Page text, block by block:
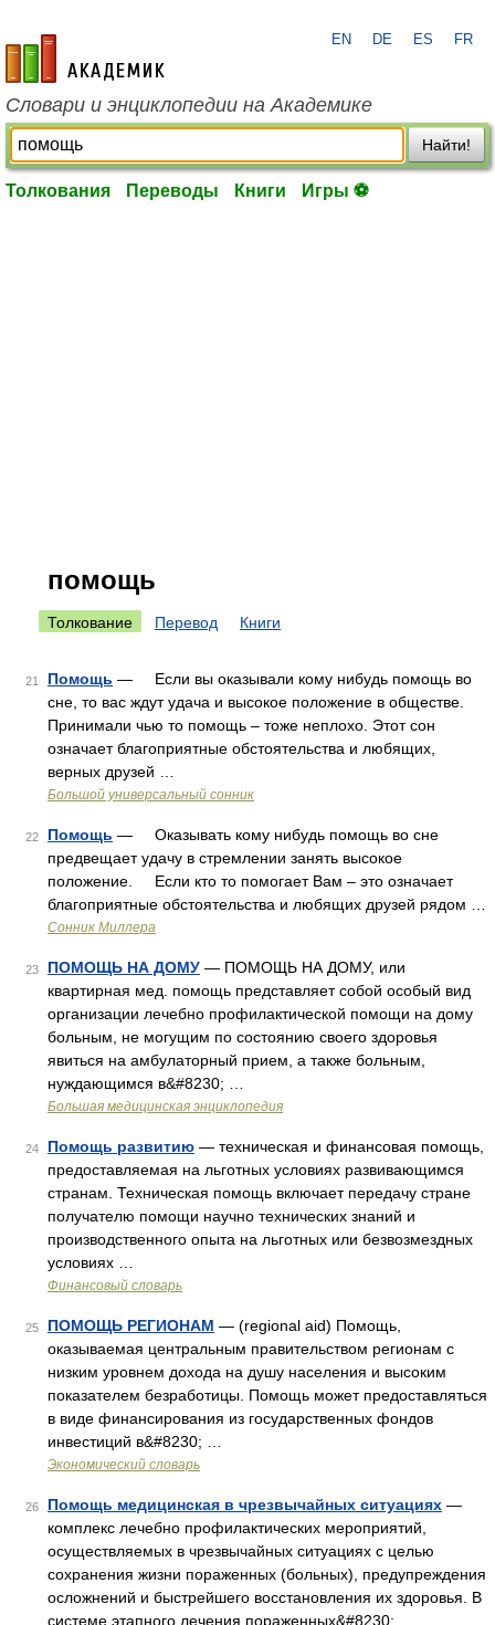
academic.ru
EN DE ES FR
Словари и энциклопедии на Академике
Найти!
Толкования Переводы Книги Игры ⚽
помощь
Толкование Перевод Книги
21 Помощь — Если вы оказывали кому нибудь помощь во
сне, то вас ждут удача и высокое положение в обществе.
Принимали чью то помощь – тоже неплохо. Этот сон
означает благоприятные обстоятельства и любящих,
верных друзей …
Большой универсальный сонник
22 Помощь — Оказывать кому нибудь помощь во сне
предвещает удачу в стремлении занять высокое
положение. Если кто то помогает Вам – это означает
благоприятные обстоятельства и любящих друзей рядом …
Сонник Миллера
23 ПОМОЩЬ НА ДОМУ — ПОМОЩЬ НА ДОМУ, или
квартирная мед. помощь представляет собой особый вид
организации лечебно профилактической помощи на дому
больным, не могущим по состоянию своего здоровья
явиться на амбулаторный прием, а также больным,
нуждающимся в&#8230; …
Большая медицинская энциклопедия
24 Помощь развитию — техническая и финансовая помощь,
предоставляемая на льготных условиях развивающимся
странам. Техническая помощь включает передачу стране
получателю помощи научно технических знаний и
производственного опыта на льготных или безвозмездных
условиях …
Финансовый словарь
25 ПОМОЩЬ РЕГИОНАМ — (regional aid) Помощь,
оказываемая центральным правительством регионам с
низким уровнем дохода на душу населения и высоким
показателем безработицы. Помощь может предоставляться
в виде финансирования из государственных фондов
инвестиций в&#8230; …
Экономический словарь
26 Помощь медицинская в чрезвычайных ситуациях —
комплекс лечебно профилактических мероприятий,
осуществляемых в чрезвычайных ситуациях с целью
сохранения жизни пораженных (больных), предупреждения
осложнений и быстрейшего восстановления их здоровья. В
системе этапного лечения пораженных&#8230; …